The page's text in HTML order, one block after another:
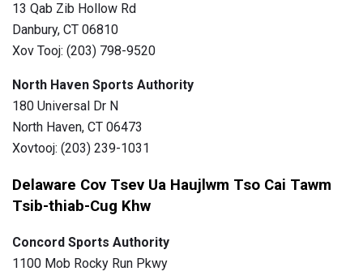
13 Qab Zib Hollow Rd
Danbury, CT 06810
Xov Tooj: (203) 798-9520
North Haven Sports Authority
180 Universal Dr N
North Haven, CT 06473
Xovtooj: (203) 239-1031
Delaware Cov Tsev Ua Haujlwm Tso Cai Tawm
Tsib-thiab-Cug Khw
Concord Sports Authority
1100 Mob Rocky Run Pkwy